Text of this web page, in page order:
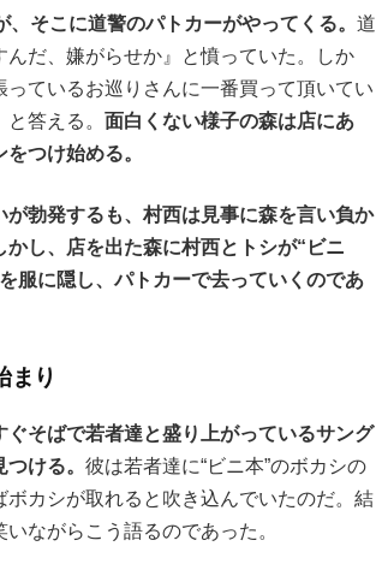
そこに道警のパトカーがやってくる。 道
だ、嫌がらせか』と憤っていた。しか
ているお巡りさんに一番買って頂いてい
答える。 面白くない様子の森は店にあ
つけ始める。
が勃発するも、村西は見事に森を言い負か
し、店を出た森に村西とトシが“ビニ
服に隠し、パトカーで去っていくのであ
まり
そばで若者達と盛り上がっているサング
ける。 彼は若者達に“ビニ本”のボカシの
カシが取れると吹き込んでいたのだ。結
ながらこう語るのであった。